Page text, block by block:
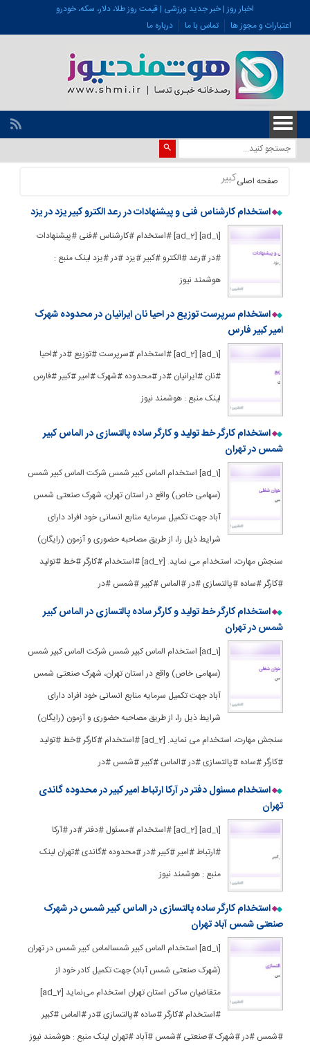
اخبار روز | خبر جدید ورزشی | قیمت روز طلا، دلار، سکه، خودرو
اعتبارات و مجوز ها
تماس با ما درباره ما
صفحه اصلیکبیر
استخدام کارشناس فنی و پیشنهادات در رعد الکترو کبیر یزد در یزد
[ad_1] [ad_2] #استخدام #کارشناس #فنی #پیشنهادات
#در #رعد #الکترو #کبیر #یزد #در #یزد لینک منبع :
هوشمند نیوز
استخدام سرپرست توزیع در احیا نان ایرانیان در محدوده شهرک
امیر کبیر فارس
[ad_1] [ad_2] #استخدام #سرپرست #توزیع #در #احیا
#نان #ایرانیان #در #محدوده #شهرک #امیر #کبیر #فارس
لینک منبع : هوشمند نیوز
استخدام کارگر خط تولید و کارگر ساده پالتسازی در الماس کبیر
شمس در تهران
[ad_1] استخدام الماس کبیر شمس شرکت الماس کبیر شمس
(سهامی خاص) واقع در استان تهران، شهرک صنعتی شمس
آباد جهت تکمیل سرمایه منابع انسانی خود افراد دارای
شرایط ذیل را، از طریق مصاحبه حضوری و آزمون (رایگان)
سنجش مهارت، استخدام می نماید. [ad_2] #استخدام #کارگر #خط #تولید
#کارگر #ساده #پالتسازی #در #الماس #کبیر #شمس #در
استخدام کارگر خط تولید و کارگر ساده پالتسازی در الماس کبیر
شمس در تهران
[ad_1] استخدام الماس کبیر شمس شرکت الماس کبیر شمس
(سهامی خاص) واقع در استان تهران، شهرک صنعتی شمس
آباد جهت تکمیل سرمایه منابع انسانی خود افراد دارای
شرایط ذیل را، از طریق مصاحبه حضوری و آزمون (رایگان)
سنجش مهارت، استخدام می نماید. [ad_2] #استخدام #کارگر #خط #تولید
#کارگر #ساده #پالتسازی #در #الماس #کبیر #شمس #در
استخدام مسئول دفتر در آرکا ارتباط امیر کبیر در محدوده گاندی
تهران
[ad_1] [ad_2] #استخدام #مسئول #دفتر #در #آرکا
#ارتباط #امیر #کبیر #در #محدوده #گاندی #تهران لینک
منبع : هوشمند نیوز
استخدام کارگر ساده پالتسازی در الماس کبیر شمس در شهرک
صنعتی شمس آباد تهران
[ad_1] استخدام الماس کبیر شمسالماس کبیر شمس در تهران
(شهرک صنعتی شمس آباد) جهت تکمیل کادر خود از
متقاضیان ساکن استان تهران استخدام می‌نماید [ad_2]
#استخدام #کارگر #ساده #پالتسازی #در #الماس #کبیر
#شمس #در #شهرک #صنعتی #شمس #آباد #تهران لینک منبع : هوشمند نیوز